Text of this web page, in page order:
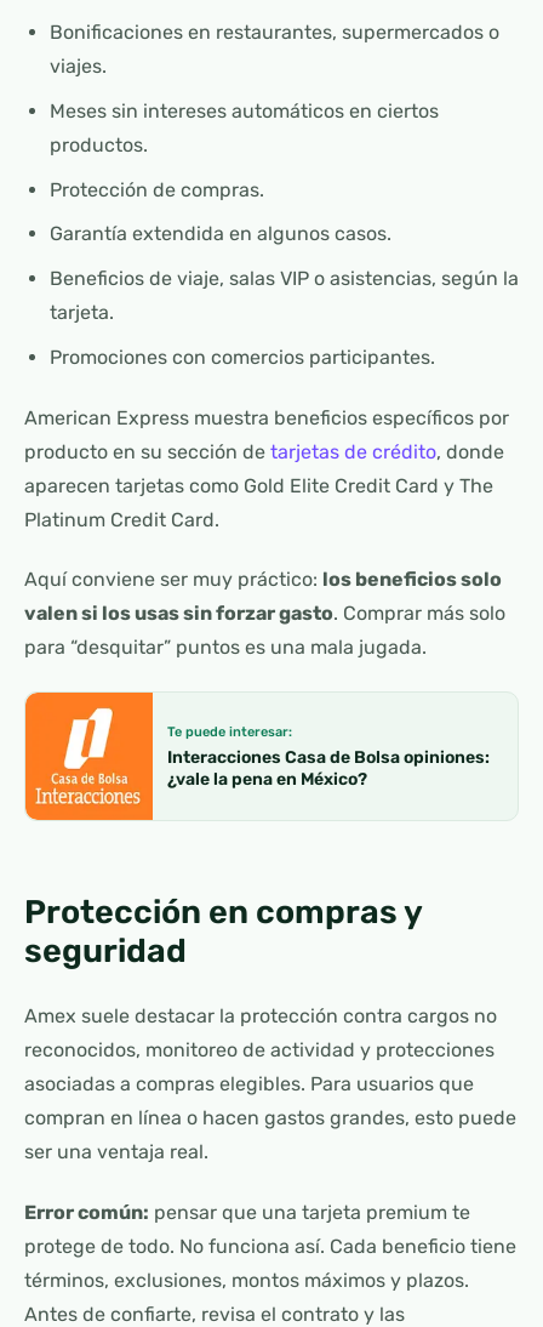
Bonificaciones en restaurantes, supermercados o
viajes.
Meses sin intereses automáticos en ciertos
productos.
Protección de compras.
Garantía extendida en algunos casos.
Beneficios de viaje, salas VIP o asistencias, según la
tarjeta.
Promociones con comercios participantes.
American Express muestra beneficios específicos por
producto en su sección de tarjetas de crédito, donde
aparecen tarjetas como Gold Elite Credit Card y The
Platinum Credit Card.
Aquí conviene ser muy práctico: los beneficios solo
valen si los usas sin forzar gasto. Comprar más solo
para “desquitar” puntos es una mala jugada.
Te puede interesar:
Interacciones Casa de Bolsa opiniones:
¿vale la pena en México?
Protección en compras y
seguridad
Amex suele destacar la protección contra cargos no
reconocidos, monitoreo de actividad y protecciones
asociadas a compras elegibles. Para usuarios que
compran en línea o hacen gastos grandes, esto puede
ser una ventaja real.
Error común: pensar que una tarjeta premium te
protege de todo. No funciona así. Cada beneficio tiene
términos, exclusiones, montos máximos y plazos.
Antes de confiarte, revisa el contrato y las